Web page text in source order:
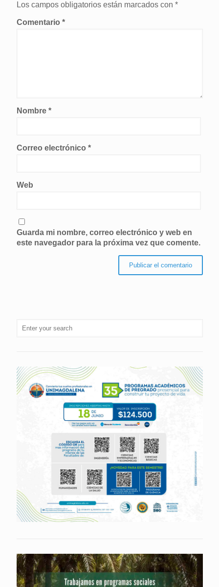
Los campos obligatorios están marcados con *
Comentario *
Nombre *
Correo electrónico *
Web
Guarda mi nombre, correo electrónico y web en
este navegador para la próxima vez que comente.